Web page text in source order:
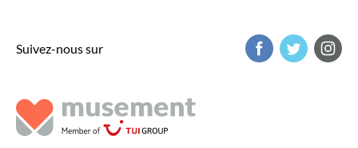
Suivez-nous sur